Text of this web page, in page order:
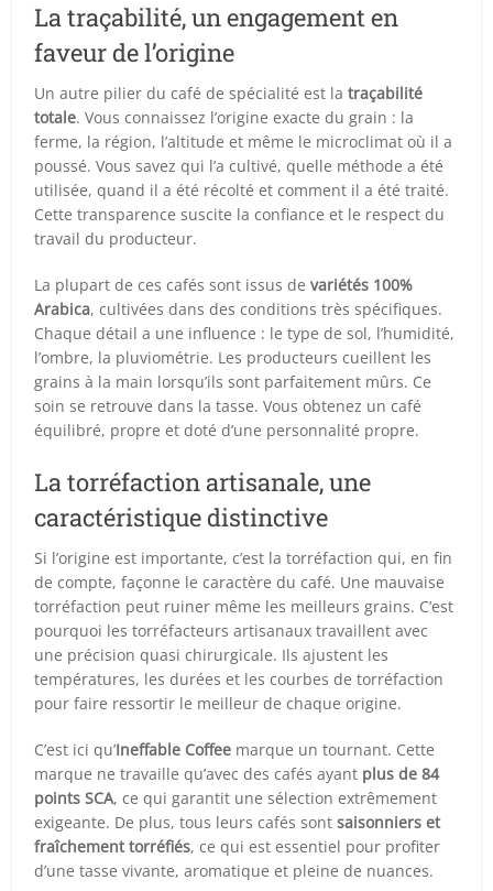
La traçabilité, un engagement en
faveur de l’origine
Un autre pilier du café de spécialité est latraçabilité
totale. Vous connaissez l’origine exacte du grain : la
ferme, la région, l’altitude et même le microclimat où il a
poussé. Vous savez qui l’a cultivé, quelle méthode a été
utilisée, quand il a été récolté et comment il a été traité.
Cette transparence suscite la confiance et le respect du
travail du producteur.
La plupart de ces cafés sont issus devariétés 100%
Arabica, cultivées dans des conditions très spécifiques.
Chaque détail a une influence : le type de sol, l’humidité,
l’ombre, la pluviométrie. Les producteurs cueillent les
grains à la main lorsqu’ils sont parfaitement mûrs. Ce
soin se retrouve dans la tasse. Vous obtenez un café
équilibré, propre et doté d’une personnalité propre.
La torréfaction artisanale, une
caractéristique distinctive
Si l’origine est importante, c’est la torréfaction qui, en fin
de compte, façonne le caractère du café. Une mauvaise
torréfaction peut ruiner même les meilleurs grains. C’est
pourquoi les torréfacteurs artisanaux travaillent avec
une précision quasi chirurgicale. Ils ajustent les
températures, les durées et les courbes de torréfaction
pour faire ressortir le meilleur de chaque origine.
C’est ici qu’Ineffable Coffee marque un tournant. Cette
marque ne travaille qu’avec des cafés ayant plus de 84
points SCA, ce qui garantit une sélection extrêmement
exigeante. De plus, tous leurs cafés sontsaisonniers et
fraîchement torréfiés, ce qui est essentiel pour profiter
d’une tasse vivante, aromatique et pleine de nuances.